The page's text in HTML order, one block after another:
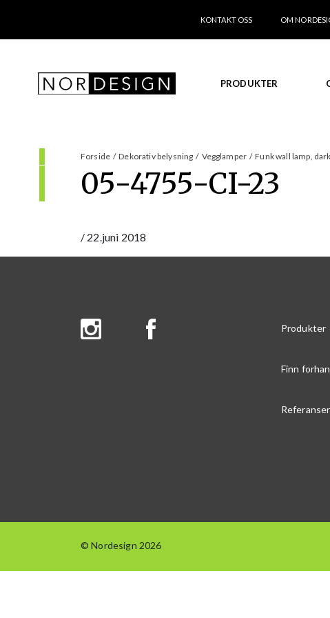
KONTAKT OSS OM
PRODUKTER
Forside / Dekorativ belysning / Vegglamper / Funk wall lamp,
05-4755-CI-23
/ 22.juni 2018
Produkter
Finn
Referanser
© Nordesign 2026